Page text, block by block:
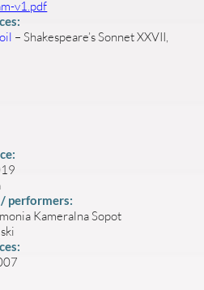
v1.pdf
– Shakespeare’s Sonnet XXVII,
performers:
Kameralna Sopot